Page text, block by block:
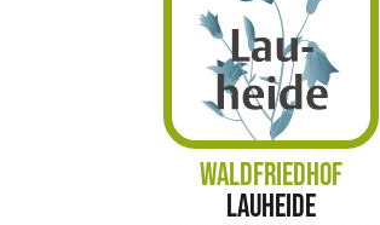
WALDFRIEDHOF
LAUHEIDE